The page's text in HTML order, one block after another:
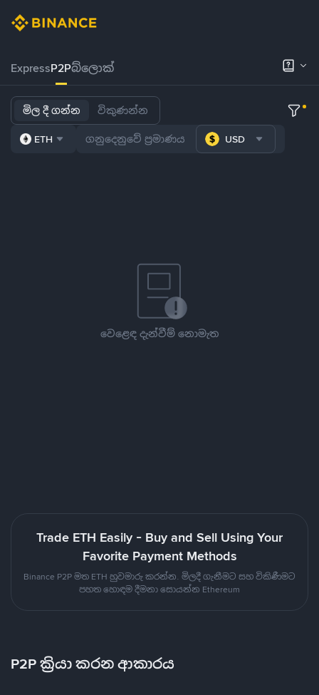
ExpressP2Pබ්ලොක්
මිල දී ගන්න විකුණන්න
ETH USD
වෙළෙඳ දැන්වීම් නොමැත
Trade ETH Easily - Buy and Sell Using Your
Favorite Payment Methods
Binance P2P මත ETH හුවමාරු කරන්න. මිලදී ගැනීමට සහ විකිණීමට
පහත හොඳම දීමනා සොයන්න Ethereum
P2P ක්‍රියා කරන ආකාරය